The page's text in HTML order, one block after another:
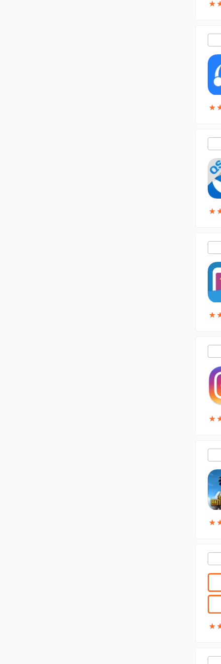
★
★
★
★
★
★
★
★
★
★
★
★
★
★